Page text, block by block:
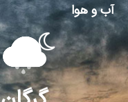
آب و هوا